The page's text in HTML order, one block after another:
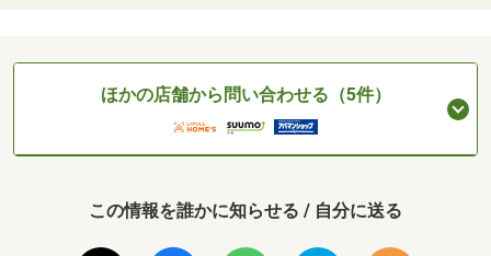
ほかの店舗から問い合わせる（5件）
この情報を誰かに知らせる / 自分に送る